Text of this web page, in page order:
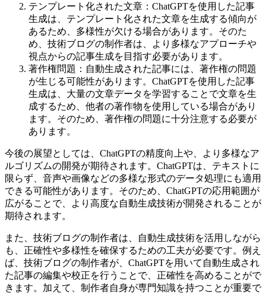
テンプレート化された文章：ChatGPTを使用した記事
生成は、テンプレート化された文章を生成する傾向が
あるため、多様性が欠ける場合があります。そのた
め、技術ブログの制作者は、より多様なアプローチや
視点からの記事生成を目指す必要があります。
著作権問題：自動生成された記事には、著作権の問題
が生じる可能性があります。ChatGPTを使用した記事
生成は、大量の文章データを学習することで文章を生
成するため、他者の著作物を使用している場合があり
ます。そのため、著作権の問題に十分注意する必要が
あります。
今後の展望としては、ChatGPTの精度向上や、より多様なア
ルゴリズムの開発が期待されます。ChatGPTは、テキストに
限らず、音声や画像などの多様な形式のデータ処理にも適用
できる可能性があります。そのため、ChatGPTの応用範囲が
広がることで、より高度な自動生成技術が開発されることが
期待されます。
また、技術ブログの制作者は、自動生成技術を活用しながら
も、正確性や多様性を確保するための工夫が必要です。例え
ば、技術ブログの制作者が、ChatGPTを用いて自動生成され
た記事の編集や校正を行うことで、正確性を高めることがで
きます。加えて、制作者自身が専門知識を持つことが重要で